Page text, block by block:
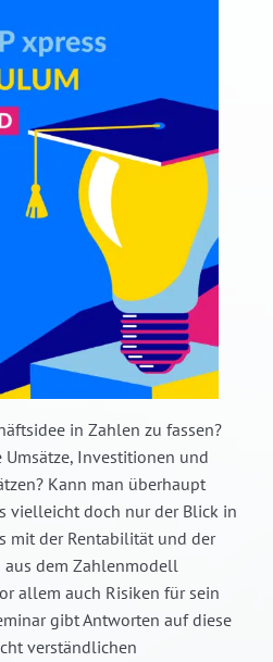
in Zahlen zu fassen?
Investitionen und
Kann man überhaupt
vielleicht doch nur der Blick in
mit der Rentabilität und der
aus dem Zahlenmodell
allem auch Risiken für sein
gibt Antworten auf diese
verständlichen